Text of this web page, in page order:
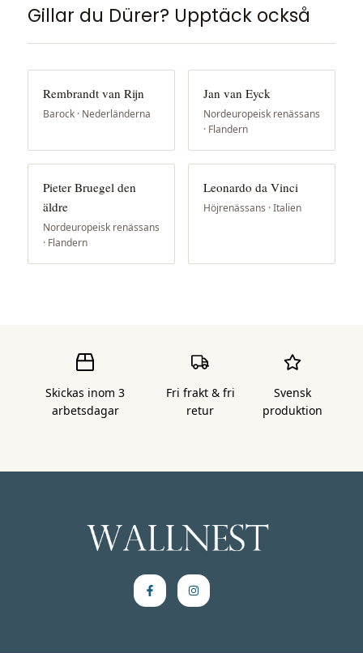
Gillar du Dürer? Upptäck också
Rembrandt van Rijn
Barock · Nederländerna
Jan van Eyck
Nordeuropeisk renässans
· Flandern
Pieter Bruegel den
äldre
Nordeuropeisk renässans
· Flandern
Leonardo da Vinci
Höjrenässans · Italien
Skickas inom 3
arbetsdagar
Fri frakt & fri
retur
Svensk
produktion